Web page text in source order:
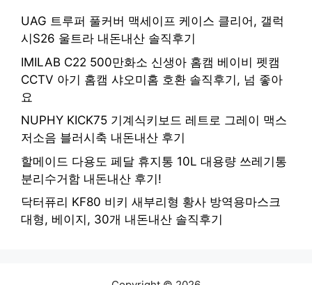
UAG 트루퍼 풀커버 맥세이프 케이스 클리어, 갤럭
시S26 울트라 내돈내산 솔직후기
IMILAB C22 500만화소 신생아 홈캠 베이비 펫캠
CCTV 아기 홈캠 샤오미홈 호환 솔직후기, 넘 좋아
요
NUPHY KICK75 기계식키보드 레트로 그레이 맥스
저소음 블러시축 내돈내산 후기
할메이드 다용도 페달 휴지통 10L 대용량 쓰레기통
분리수거함 내돈내산 후기!
닥터퓨리 KF80 비키 새부리형 황사 방역용마스크
대형, 베이지, 30개 내돈내산 솔직후기